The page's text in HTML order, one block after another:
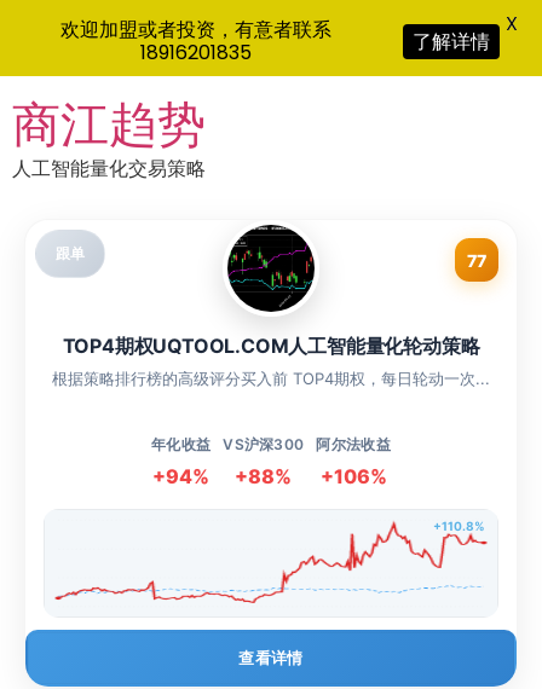
to
content
商江趋势
人工智能量化交易策略
跟单 77
TOP4期权UQTOOL.COM人工智能量化轮动策略
根据策略排行榜的高级评分买入前 TOP4期权，每日轮动一次...
年化收益
+94%
VS沪深300
+88%
阿尔法收益
+106%
+110.8%
查看详情
欢迎加盟或者投资，有意者联系
18916201835
了解详情
X